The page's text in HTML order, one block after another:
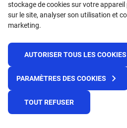
stockage de cookies sur votre
sur le site, analyser son utilisation et
marketing.
AUTORISER TOUS LES COOKIES
PARAMÈTRES DES COOKIES
TOUT REFUSER
SUIVEZ-NOUS SUR
© 2021 APOK